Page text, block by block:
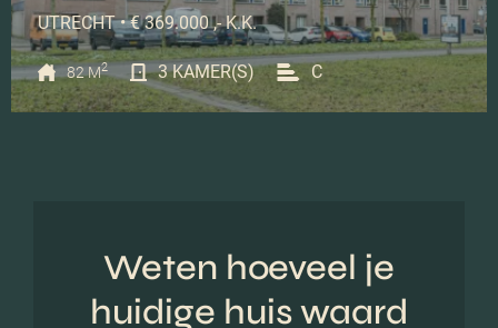
UTRECHT • € 369.000 ,- K.K.
82 M2 3 KAMER(S) C
Weten hoeveel je
huidige huis waard